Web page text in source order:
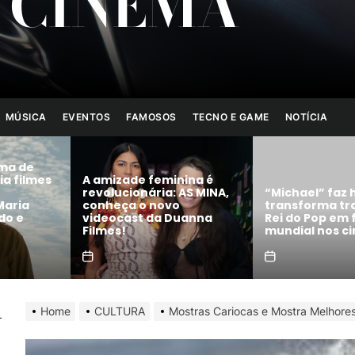
MÚSICA EVENTOS FAMOSOS TECNO E GAME NOTÍCIA
é
MINA,
“Michael” faz história e
transforma trajetória do
Rei do Pop em fenômeno
mundial nos cinemas
Como
roteiro de
completo para
Home CULTURA Mostras Cariocas e Mostra